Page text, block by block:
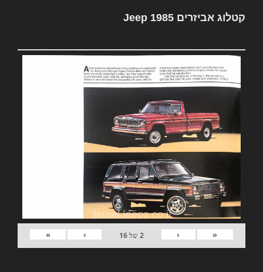
קטלוג אביזרים Jeep 1985
«
‹
2של16
›
»